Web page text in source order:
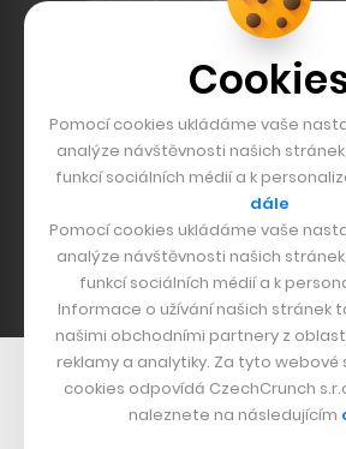
Odhalení rakoviny prsu umělou inteligencí
„Nelze popírat to, že v některých
Pomocí cookies ukládáme vaše
analýze návštěvnosti našich
funkcí sociálních médií a k
dále
Pomocí cookies ukládáme vaše
analýze návštěvnosti našich
funkcí sociálních médií a k
Informace o užívání našich stránek
našimi obchodními partnery z
reklamy a analytiky. Za tyto webové
cookies odpovídá CzechCrunch
naleznete na následujícím